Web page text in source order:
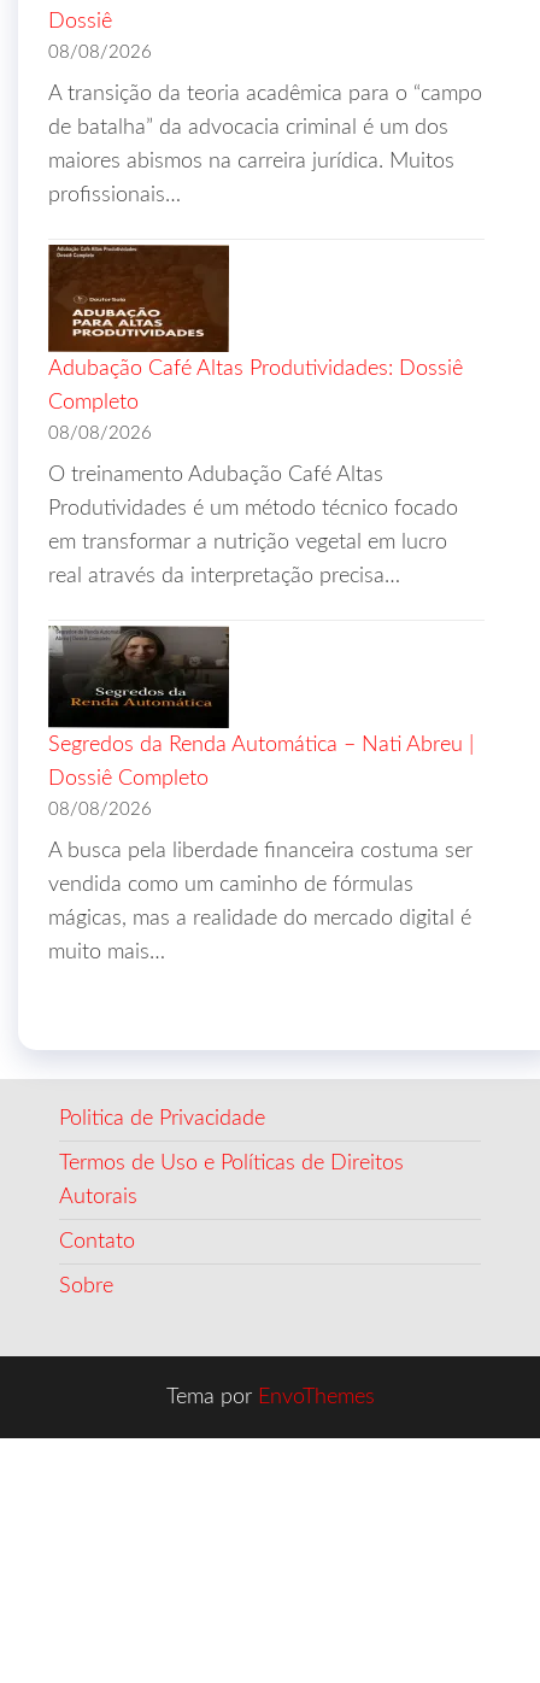
Dossiê
08/08/2026
A transição da teoria acadêmica para o “campo
de batalha” da advocacia criminal é um dos
maiores abismos na carreira jurídica. Muitos
profissionais…
Adubação Café Altas Produtividades: Dossiê
Completo
08/08/2026
O treinamento Adubação Café Altas
Produtividades é um método técnico focado
em transformar a nutrição vegetal em lucro
real através da interpretação precisa…
Segredos da Renda Automática – Nati Abreu |
Dossiê Completo
08/08/2026
A busca pela liberdade financeira costuma ser
vendida como um caminho de fórmulas
mágicas, mas a realidade do mercado digital é
muito mais…
Politica de Privacidade
Termos de Uso e Políticas de Direitos
Autorais
Contato
Sobre
Tema por EnvoThemes